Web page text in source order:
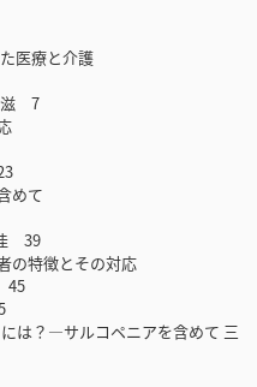
医療と介護
滋 7
めて
39
の特徴とその対応
45
は？―サルコペニアを含めて 三